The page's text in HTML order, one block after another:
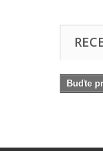
Buďte